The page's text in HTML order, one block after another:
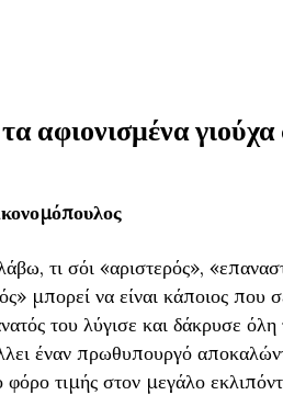
αφιονισμένα
τι σόι «αριστερός»,
μπορεί να είναι κάποιος που
του λύγισε και δάκρυσε όλη
έναν πρωθυπουργό
φόρο τιμής στον μεγάλο